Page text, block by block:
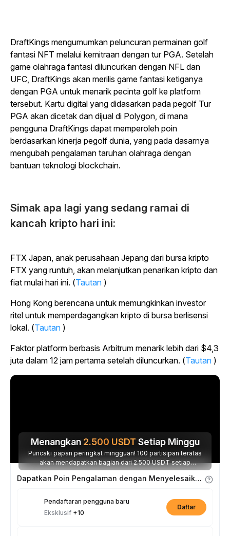
DraftKings mengumumkan peluncuran permainan golf
fantasi NFT melalui kemitraan dengan tur PGA. Setelah
game olahraga fantasi diluncurkan dengan NFL dan
UFC, DraftKings akan merilis game fantasi ketiganya
dengan PGA untuk menarik pecinta golf ke platform
tersebut. Kartu digital yang didasarkan pada pegolf Tur
PGA akan dicetak dan dijual di Polygon, di mana
pengguna DraftKings dapat memperoleh poin
berdasarkan kinerja pegolf dunia, yang pada dasarnya
mengubah pengalaman taruhan olahraga dengan
bantuan teknologi blockchain.
Simak apa lagi yang sedang ramai di
kancah kripto hari ini:
FTX Japan, anak perusahaan Jepang dari bursa kripto
FTX yang runtuh, akan melanjutkan penarikan kripto dan
fiat mulai hari ini. (Tautan )
Hong Kong berencana untuk memungkinkan investor
ritel untuk memperdagangkan kripto di bursa berlisensi
lokal. (Tautan )
Faktor platform berbasis Arbitrum menarik lebih dari $4,3
juta dalam 12 jam pertama setelah diluncurkan. (Tautan )
Menangkan 2.500 USDT Setiap Minggu
Puncaki papan peringkat mingguan! 100 partisipan teratas
akan mendapatkan bagian dari 2.500 USDT setiap
minggunya.
Dapatkan Poin Pengalaman dengan Menyelesaikan Tugas
Pendaftaran pengguna baru
Eksklusif +10
Daftar